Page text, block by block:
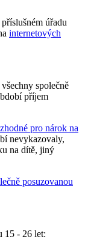
úřadu
internetových
společně
příjem
pro nárok na
nevykazovaly,
na dítě, jiný
posuzovanou
15 - 26 let: